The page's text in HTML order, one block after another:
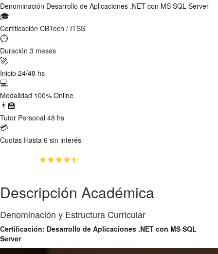
Denominación Desarrollo de Aplicaciones .NET con MS SQL Server
🎓
Certificación CBTech / ITSS
⏱
Duración 3 meses
🚀
Inicio 24/48 hs
💻
Modalidad 100% Online
👨‍🏫
Tutor Personal 48 hs
💳
Cuotas Hasta 6 sin interés
Descripción Académica
Denominación y Estructura Curricular
Certificación: Desarrollo de Aplicaciones .NET con MS SQL
Server